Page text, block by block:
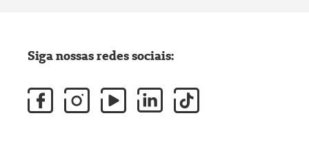
Siga nossas redes sociais: